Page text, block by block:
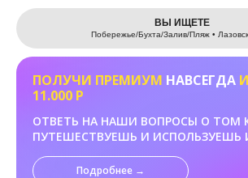
ВЫ ИЩЕТЕ
Побережье/Бухта/Залив/Пляж •
ПОЛУЧИ ПРЕМИУМ НАВСЕГДА
11.000 Р
ОТВЕТЬ НА НАШИ ВОПРОСЫ О ТОМ
ПУТЕШЕСТВУЕШЬ И ИСПОЛЬЗУЕШЬ
Подробнее →